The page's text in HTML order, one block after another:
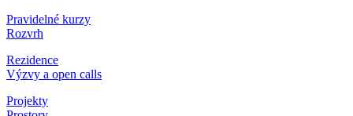
Pravidelné kurzy
Rozvrh
Rezidence
Výzvy a open calls
Projekty